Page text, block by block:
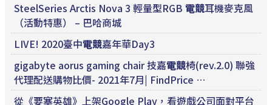
SteelSeries Arctis Nova 3 輕量型RGB 電競耳機麥克風
（活動特惠） – 巴哈商城
LIVE! 2020臺中電競嘉年華Day3
gigabyte aorus gaming chair 技嘉電競椅(rev.2.0) 聯強
代理配送購物比價- 2021年7月| FindPrice …
從《要塞英雄》上架Google Play，看遊戲公司面對平台